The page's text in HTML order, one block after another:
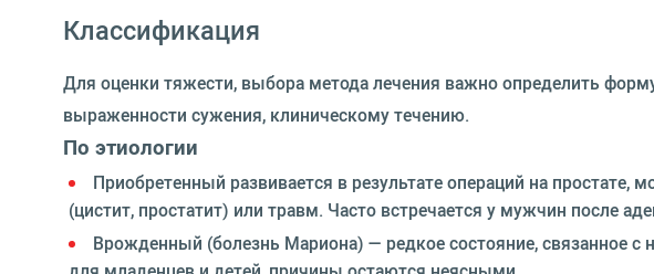
Классификация
Для оценки тяжести, выбора метода лечения важно определить
выраженности сужения, клиническому течению.
По этиологии
Приобретенный развивается в результате операций на простате,
(цистит, простатит) или травм. Часто встречается у мужчин после
Врожденный (болезнь Мариона) — редкое состояние, связанное с